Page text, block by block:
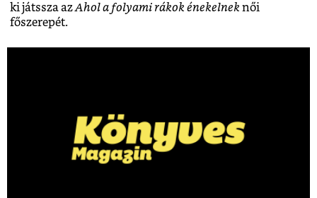
ki játssza azAhol a folyami rákok énekelnek női
főszerepét.